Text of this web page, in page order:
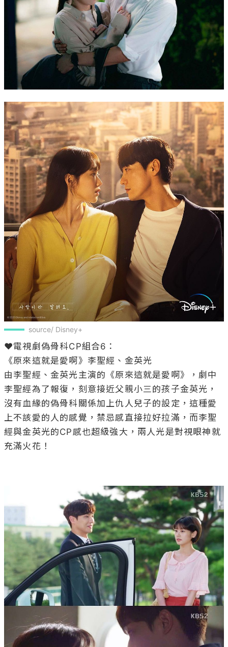
source/ Disney+
❤️電視劇偽骨科CP組合6：
《原來這就是愛啊》李聖經、金英光
由李聖經、金英光主演的《原來這就是愛啊》，劇中
李聖經為了報復，刻意接近父親小三的孩子金英光，
沒有血緣的偽骨科關係加上仇人兒子的設定，這種愛
上不該愛的人的感覺，禁忌感直接拉好拉滿，而李聖
經與金英光的CP感也超級強大，兩人光是對視眼神就
充滿火花！